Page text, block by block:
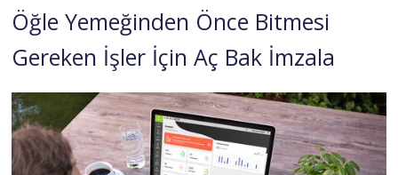
Öğle Yemeğinden Önce Bitmesi
Gereken İşler İçin Aç Bak İmzala